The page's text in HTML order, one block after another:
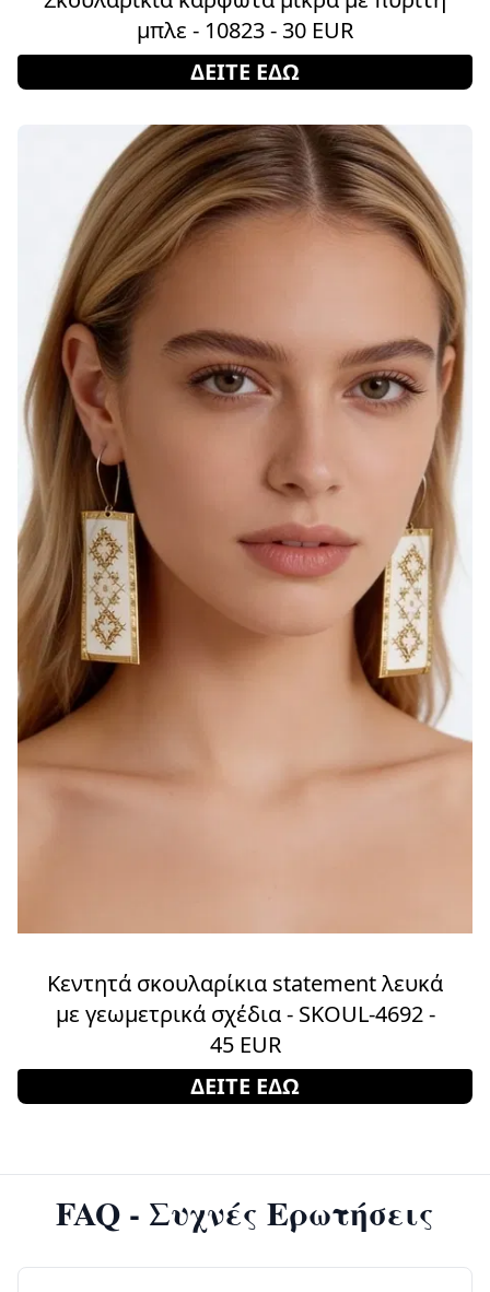
μπλε - 10823 - 30 EUR
ΔΕΙΤΕ ΕΔΩ
Κεντητά σκουλαρίκια statement λευκά
με γεωμετρικά σχέδια - SKOUL-4692 -
45 EUR
ΔΕΙΤΕ ΕΔΩ
FAQ - Συχνές Ερωτήσεις